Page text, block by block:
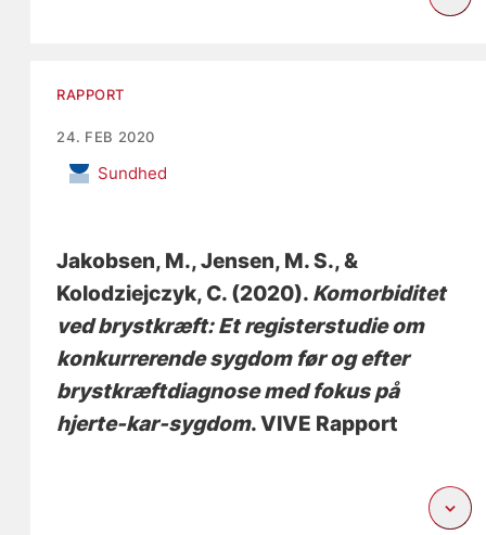
RAPPORT
24. FEB 2020
Sundhed
Jakobsen, M., Jensen, M. S., &
Kolodziejczyk, C. (2020). Komorbiditet
ved brystkræft: Et registerstudie om
konkurrerende sygdom før og efter
brystkræftdiagnose med fokus på
hjerte-kar-sygdom. VIVE Rapport